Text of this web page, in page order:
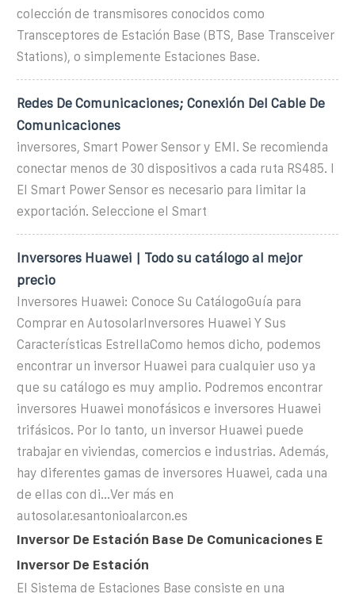
colección de transmisores conocidos como
Transceptores de Estación Base (BTS, Base Transceiver
Stations), o simplemente Estaciones Base.
Redes De Comunicaciones; Conexión Del Cable De
Comunicaciones
inversores, Smart Power Sensor y EMI. Se recomienda
conectar menos de 30 dispositivos a cada ruta RS485. l
El Smart Power Sensor es necesario para limitar la
exportación. Seleccione el Smart
Inversores Huawei | Todo su catálogo al mejor
precio
Inversores Huawei: Conoce Su CatálogoGuía para
Comprar en AutosolarInversores Huawei Y Sus
Características EstrellaComo hemos dicho, podemos
encontrar un inversor Huawei para cualquier uso ya
que su catálogo es muy amplio. Podremos encontrar
inversores Huawei monofásicos e inversores Huawei
trifásicos. Por lo tanto, un inversor Huawei puede
trabajar en viviendas, comercios e industrias. Además,
hay diferentes gamas de inversores Huawei, cada una
de ellas con di...Ver más en
autosolar.esantonioalarcon.es
Inversor De Estación Base De Comunicaciones E
Inversor De Estación
El Sistema de Estaciones Base consiste en una